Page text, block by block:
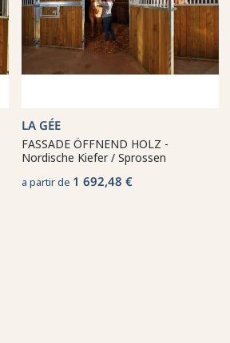
LA GÉE
FASSADE ÖFFNEND HOLZ -
Nordische Kiefer / Sprossen
a partir de 1 692,48 €